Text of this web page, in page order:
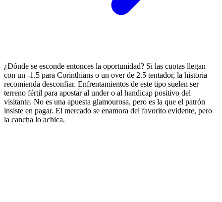
¿Dónde se esconde entonces la oportunidad? Si las cuotas llegan
con un -1.5 para Corinthians o un over de 2.5 tentador, la historia
recomienda desconfiar. Enfrentamientos de este tipo suelen ser
terreno fértil para apostar al under o al handicap positivo del
visitante. No es una apuesta glamourosa, pero es la que el patrón
insiste en pagar. El mercado se enamora del favorito evidente, pero
la cancha lo achica.